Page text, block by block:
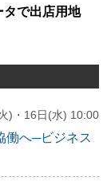
タで出店用地
)・16日(水) 10:00
働へ─ビジネス